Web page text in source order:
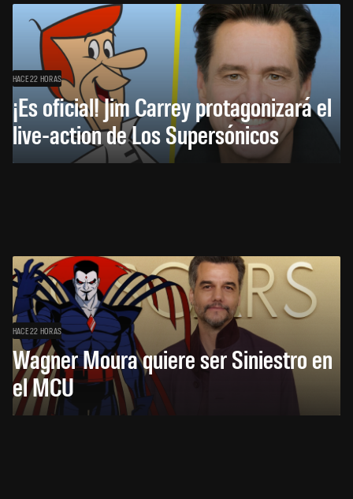
HACE 22 HORAS
¡Es oficial! Jim Carrey protagonizará el
live-action de Los Supersónicos
HACE 22 HORAS
Wagner Moura quiere ser Siniestro en
el MCU